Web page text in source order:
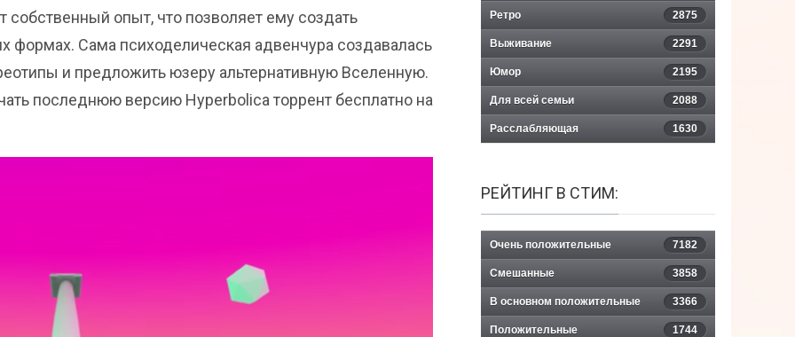
опыт, что позволяет ему создать
формах. Сама психоделическая адвенчура создавалась
и предложить юзеру альтернативную Вселенную.
последнюю версию Hyperbolica торрент бесплатно на
Ретро 2875
Выживание 2291
Юмор 2195
Для всей семьи 2088
Расслабляющая 1630
РЕЙТИНГ В СТИМ:
Очень положительные 7182
Смешанные 3858
В основном положительные 3366
Положительные 1744